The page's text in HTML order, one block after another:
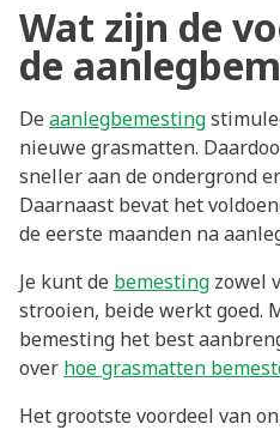
Wat zijn de
de
Deaanlegbemesting
nieuwe grasmatten.
sneller aan de ondergrond
Daarnaast bevat het
de eerste maanden na
Je kunt de bemesting zowel
strooien, beide werkt goed.
bemesting het best
over hoe grasmatten
Het grootste voordeel van